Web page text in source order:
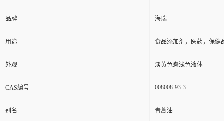
品牌 海瑞
用途 食品添加剂，医药，保健
外观 淡黄色憃浅色液体
CAS编号 008008-93-3
别名 青蒿油